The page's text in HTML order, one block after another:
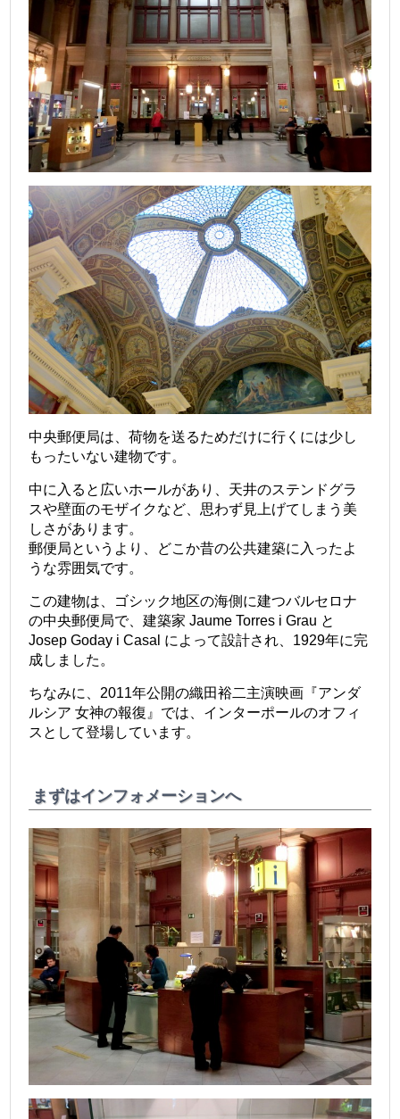
中央郵便局は、荷物を送るためだけに行くには少し
もったいない建物です。
中に入ると広いホールがあり、天井のステンドグラ
スや壁面のモザイクなど、思わず見上げてしまう美
しさがあります。
郵便局というより、どこか昔の公共建築に入ったよ
うな雰囲気です。
この建物は、ゴシック地区の海側に建つバルセロナ
の中央郵便局で、建築家 Jaume Torres i Grau と
Josep Goday i Casal によって設計され、1929年に完
成しました。
ちなみに、2011年公開の織田裕二主演映画『アンダ
ルシア 女神の報復』では、インターポールのオフィ
スとして登場しています。
まずはインフォメーションへ